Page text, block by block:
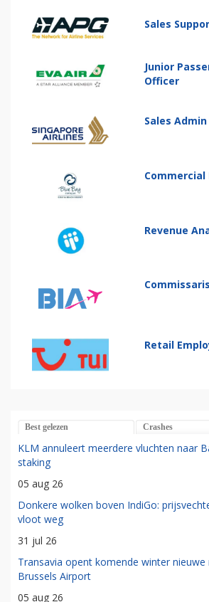
Sales
Junior
Officer
Sales
Revenue
Commissaris
Retail
Best gelezen Crashes
KLM annuleert meerdere vluchten naar
staking
05 aug 26
Donkere wolken boven IndiGo:
vloot weg
31 jul 26
Transavia opent komende winter
Brussels Airport
05 aug 26